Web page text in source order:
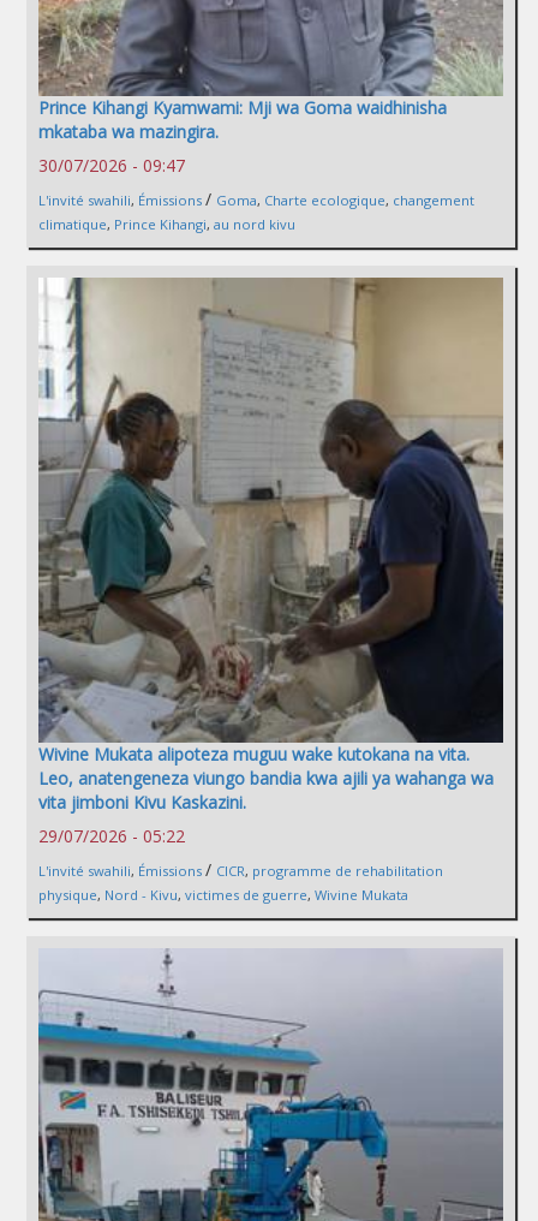
Prince Kihangi Kyamwami: Mji wa Goma waidhinisha
mkataba wa mazingira.
30/07/2026 - 09:47
L'invité swahili, Émissions / Goma, Charte ecologique, changement
climatique, Prince Kihangi, au nord kivu
Wivine Mukata alipoteza muguu wake kutokana na vita.
Leo, anatengeneza viungo bandia kwa ajili ya wahanga wa
vita jimboni Kivu Kaskazini.
29/07/2026 - 05:22
L'invité swahili, Émissions / CICR, programme de rehabilitation
physique, Nord - Kivu, victimes de guerre, Wivine Mukata